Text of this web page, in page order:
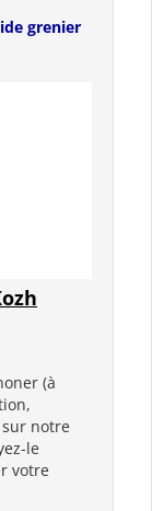
grenier
(à
notre
le
votre